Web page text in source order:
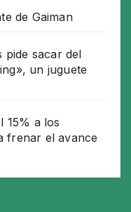
de Gaiman
pide sacar del
un juguete
15% a los
frenar el avance